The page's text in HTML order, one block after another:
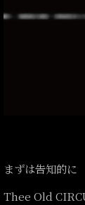
まずは告知的に
Thee Old